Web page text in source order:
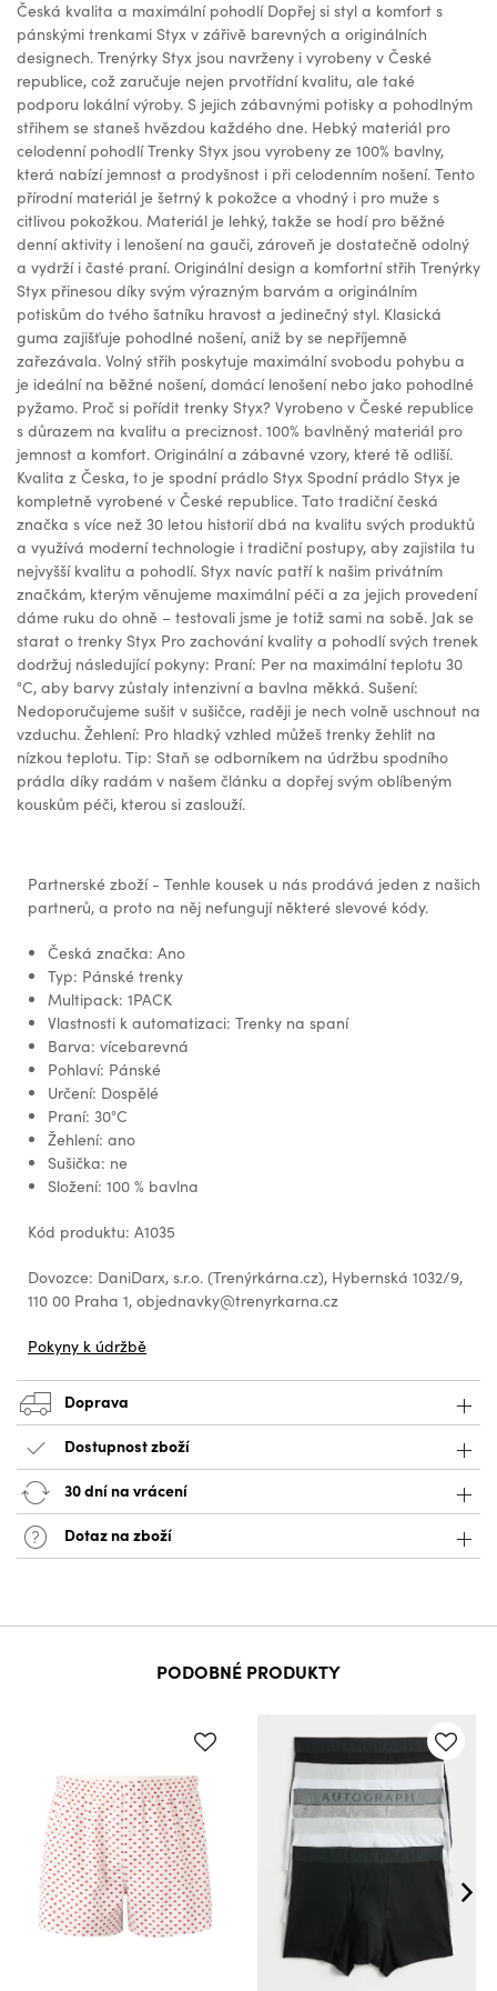
Česká kvalita a maximální pohodlí Dopřej si styl a komfort s
pánskými trenkami Styx v zářivě barevných a originálních
designech. Trenýrky Styx jsou navrženy i vyrobeny v České
republice, což zaručuje nejen prvotřídní kvalitu, ale také
podporu lokální výroby. S jejich zábavnými potisky a pohodlným
střihem se staneš hvězdou každého dne. Hebký materiál pro
celodenní pohodlí Trenky Styx jsou vyrobeny ze 100% bavlny,
která nabízí jemnost a prodyšnost i při celodenním nošení. Tento
přírodní materiál je šetrný k pokožce a vhodný i pro muže s
citlivou pokožkou. Materiál je lehký, takže se hodí pro běžné
denní aktivity i lenošení na gauči, zároveň je dostatečně odolný
a vydrží i časté praní. Originální design a komfortní střih Trenýrky
Styx přinesou díky svým výrazným barvám a originálním
potiskům do tvého šatníku hravost a jedinečný styl. Klasická
guma zajišťuje pohodlné nošení, aniž by se nepříjemně
zařezávala. Volný střih poskytuje maximální svobodu pohybu a
je ideální na běžné nošení, domácí lenošení nebo jako pohodlné
pyžamo. Proč si pořídit trenky Styx? Vyrobeno v České republice
s důrazem na kvalitu a preciznost. 100% bavlněný materiál pro
jemnost a komfort. Originální a zábavné vzory, které tě odliší.
Kvalita z Česka, to je spodní prádlo Styx Spodní prádlo Styx je
kompletně vyrobené v České republice. Tato tradiční česká
značka s více než 30 letou historií dbá na kvalitu svých produktů
a využívá moderní technologie i tradiční postupy, aby zajistila tu
nejvyšší kvalitu a pohodlí. Styx navíc patří k našim privátním
značkám, kterým věnujeme maximální péči a za jejich provedení
dáme ruku do ohně – testovali jsme je totiž sami na sobě. Jak se
starat o trenky Styx Pro zachování kvality a pohodlí svých trenek
dodržuj následující pokyny: Praní: Per na maximální teplotu 30
°C, aby barvy zůstaly intenzivní a bavlna měkká. Sušení:
Nedoporučujeme sušit v sušičce, raději je nech volně uschnout na
vzduchu. Žehlení: Pro hladký vzhled můžeš trenky žehlit na
nízkou teplotu. Tip: Staň se odborníkem na údržbu spodního
prádla díky radám v našem článku a dopřej svým oblíbeným
kouskům péči, kterou si zaslouží.
Partnerské zboží - Tenhle kousek u nás prodává jeden z našich
partnerů, a proto na něj nefungují některé slevové kódy.
Česká značka: Ano
Typ: Pánské trenky
Multipack: 1PACK
Vlastnosti k automatizaci: Trenky na spaní
Barva: vícebarevná
Pohlaví: Pánské
Určení: Dospělé
Praní: 30°C
Žehlení: ano
Sušička: ne
Složení: 100 % bavlna
Kód produktu: A1035
Dovozce: DaniDarx, s.r.o. (Trenýrkárna.cz), Hybernská 1032/9,
110 00 Praha 1, objednavky@trenyrkarna.cz
Pokyny k údržbě
Doprava
Dostupnost zboží
30 dní na vrácení
Dotaz na zboží
PODOBNÉ PRODUKTY